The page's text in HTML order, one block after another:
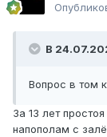
В
Вопрос в том
За 13 лет
напополам с